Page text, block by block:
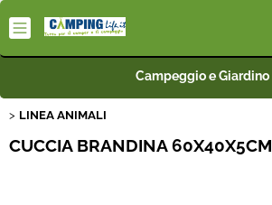
Campeggio e Giardino
LINEA ANIMALI
CUCCIA BRANDINA 60X40X5CM